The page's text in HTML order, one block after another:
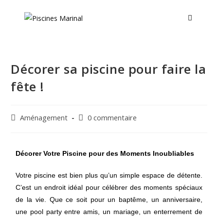
Décorer sa piscine pour faire la
fête !
Aménagement 0 commentaire
Décorer Votre Piscine pour des Moments Inoubliables
Votre piscine est bien plus qu’un simple espace de détente.
C’est un endroit idéal pour célébrer des moments spéciaux
de la vie. Que ce soit pour un baptême, un anniversaire,
une pool party entre amis, un mariage, un enterrement de